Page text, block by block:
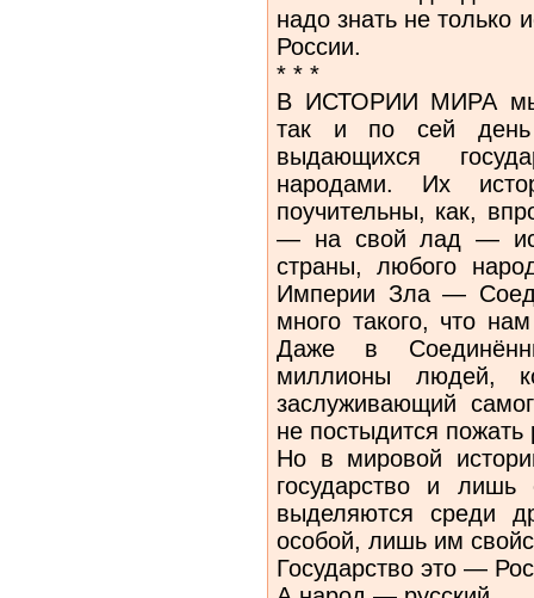
надо знать не только
России.
* * *
В ИСТОРИИ МИРА мы
так и по сей день
выдающихся
народами. Их
поучительны, как,
— на свой лад —
страны, любого
Империи Зла —
много такого, что
Даже в
миллионы людей,
заслуживающий
не постыдится пожать
Но в мировой
государство и лишь
выделяются среди
особой, лишь им
Государство это —